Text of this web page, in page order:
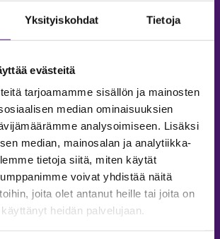
Yksityiskohdat Tietoja
evästeitä
tarjoamamme sisällön ja mainosten
median ominaisuuksien
analysoimiseen. Lisäksi
median, mainosalan ja analytiikka-
tietoja siitä, miten käytät
voivat yhdistää näitä
joita olet antanut heille tai joita on
heidän palvelujaan.
MAJOITUS
& Varaukset